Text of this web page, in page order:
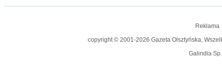
Reklama
copyright © 2001-2026 Gazeta Olsztyńska,
Galindia